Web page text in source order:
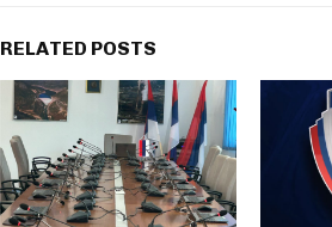
RELATED POSTS